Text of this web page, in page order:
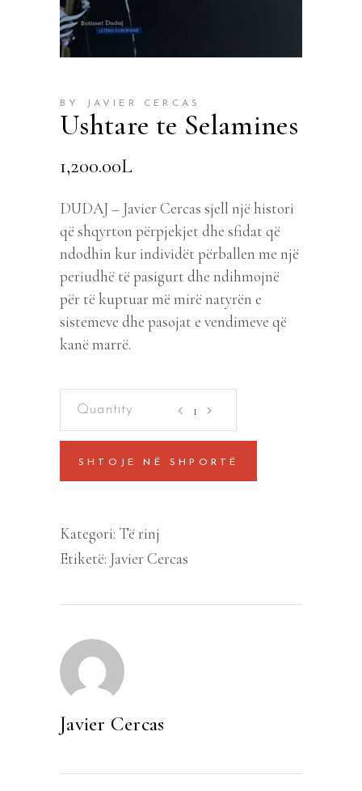
BY JAVIER CERCAS
Ushtare te Selamines
1,200.00L
DUDAJ – Javier Cercas sjell një histori
që shqyrton përpjekjet dhe sfidat që
ndodhin kur individët përballen me një
periudhë të pasigurt dhe ndihmojnë
për të kuptuar më mirë natyrën e
sistemeve dhe pasojat e vendimeve që
kanë marrë.
Selamines
quantity
SHTOJE NË SHPORTË
Kategori: Të rinj
Etiketë: Javier Cercas
Javier Cercas